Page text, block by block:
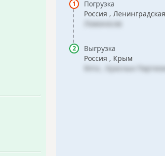
Погрузка
Россия ,
Ломоносов
Выгрузка
Россия , Крым
Ялта , Красных